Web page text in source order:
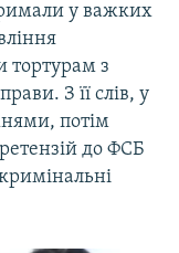
у важких
тортурам з
З її слів, у
потім
до ФСБ